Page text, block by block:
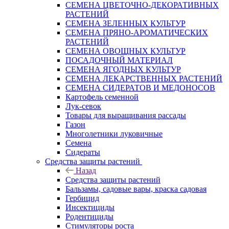
СЕМЕНА ЦВЕТОЧНО-ДЕКОРАТИВНЫХ
РАСТЕНИЙ
СЕМЕНА ЗЕЛЕННЫХ КУЛЬТУР
СЕМЕНА ПРЯНО-АРОМАТИЧЕСКИХ
РАСТЕНИЙ
СЕМЕНА ОВОЩНЫХ КУЛЬТУР
ПОСАДОЧНЫЙ МАТЕРИАЛ
СЕМЕНА ЯГОДНЫХ КУЛЬТУР
СЕМЕНА ЛЕКАРСТВЕННЫХ РАСТЕНИЙ
СЕМЕНА СИДЕРАТОВ И МЕДОНОСОВ
Картофель семенной
Лук-севок
Товары для выращивания рассады
Газон
Многолетники луковичные
Семена
Сидераты
Средства защиты растений
Назад
Средства защиты растений
Бальзамы, садовые вары, краска садовая
Гербицид
Инсектициды
Родентициды
Стимуляторы роста